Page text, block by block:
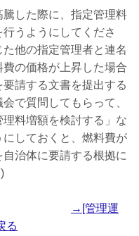
した際に、指定管理料
うようにしてくださ
他の指定管理者と連名
の価格が上昇した場合
請する文書を提出する
で質問してもらって、
理料増額を検討する」な
しておくと、燃料費が
治体に要請する根拠に
→[管理運
る